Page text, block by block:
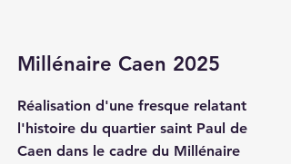
Millénaire Caen 2025
Réalisation d'une fresque relatant
l'histoire du quartier saint Paul de
Caen dans le cadre du Millénaire